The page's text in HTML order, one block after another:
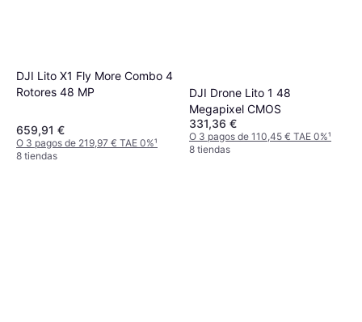
DJI Lito X1 Fly More Combo 4
Rotores 48 MP
659,91 €
O 3 pagos de 219,97 € TAE 0%¹
8 tiendas
DJI Drone Lito 1 48
Megapixel CMOS
331,36 €
O 3 pagos de 110,45 € TAE 0%¹
8 tiendas